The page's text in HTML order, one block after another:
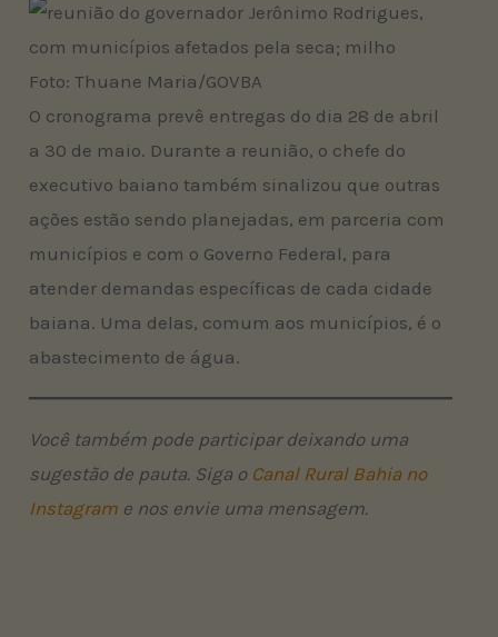
Foto: Thuane Maria/GOVBA
O cronograma prevê entregas do dia 28 de abril
a 30 de maio. Durante a reunião, o chefe do
executivo baiano também sinalizou que outras
ações estão sendo planejadas, em parceria com
municípios e com o Governo Federal, para
atender demandas específicas de cada cidade
baiana. Uma delas, comum aos municípios, é o
abastecimento de água.
Você também pode participar deixando uma
sugestão de pauta. Siga o Canal Rural Bahia no
Instagram e nos envie uma mensagem.